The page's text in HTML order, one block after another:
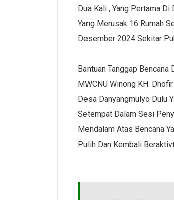
Dua Kali , Yang Pertama
Yang Merusak 16 Rumah
Desember 2024 Sekitar
Bantuan Tanggap
MWCNU Winong KH.
Desa Danyangmulyo Dulu
Setempat Dalam Sesi
Mendalam Atas Bencana
Pulih Dan Kembali